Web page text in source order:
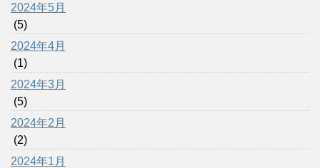
2024年5月
(5)
2024年4月
(1)
2024年3月
(5)
2024年2月
(2)
2024年1月